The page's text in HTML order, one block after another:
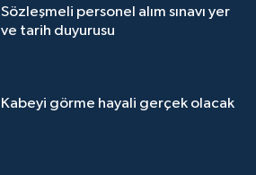
Sözleşmeli personel alım sınavı yer
ve tarih duyurusu
Kabeyi görme hayali gerçek olacak